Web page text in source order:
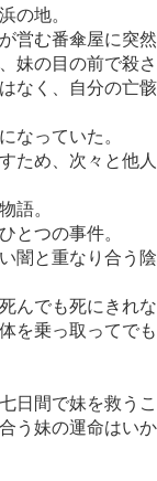
の地。
営む番傘屋に突
妹の目の前で殺さ
なく、自分の亡
なっていた。
ため、次々と他
語。
とつの事件。
闇と重なり合う陰
んでも死にきれな
を乗っ取ってで
日間で妹を救う
う妹の運命はいか